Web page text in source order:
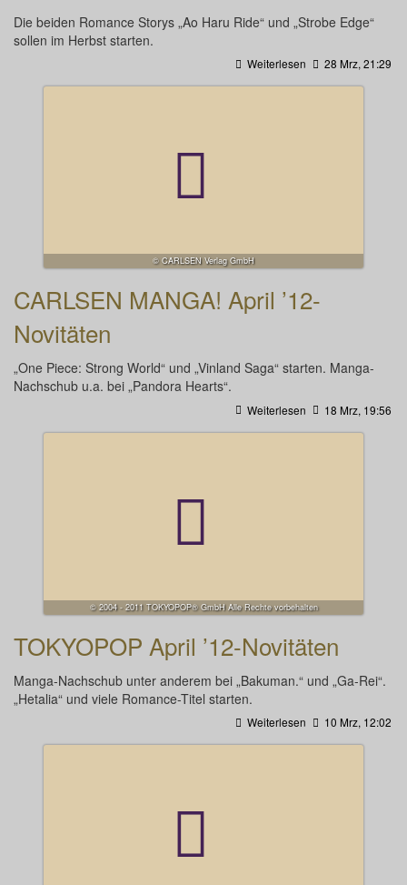
Die beiden Romance Storys „Ao Haru Ride“ und „Strobe Edge“
sollen im Herbst starten.
Weiterlesen 28 Mrz, 21:29
© CARLSEN Verlag GmbH
CARLSEN MANGA! April ’12-
Novitäten
„One Piece: Strong World“ und „Vinland Saga“ starten. Manga-
Nachschub u.a. bei „Pandora Hearts“.
Weiterlesen 18 Mrz, 19:56
© 2004 - 2011 TOKYOPOP® GmbH Alle Rechte vorbehalten
TOKYOPOP April ’12-Novitäten
Manga-Nachschub unter anderem bei „Bakuman.“ und „Ga-Rei“.
„Hetalia“ und viele Romance-Titel starten.
Weiterlesen 10 Mrz, 12:02